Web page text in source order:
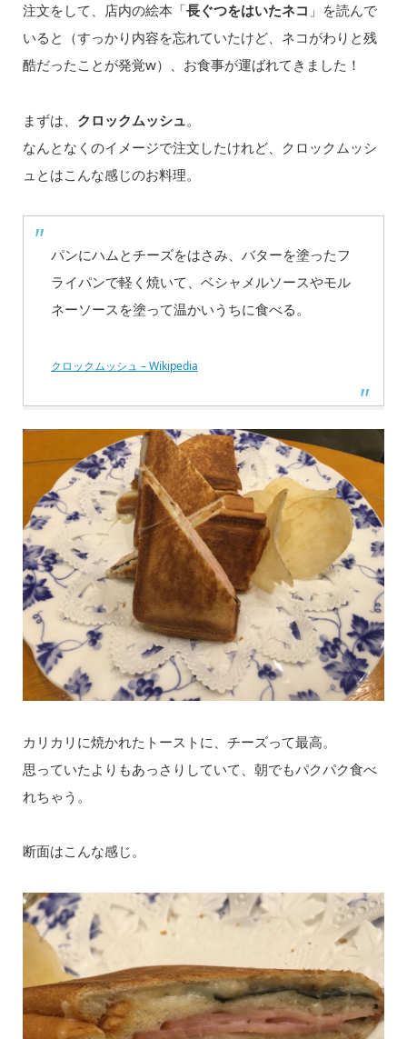
注文をして、店内の絵本「長ぐつをはいたネコ 」を読んで
いると（すっかり内容を忘れていたけど、ネコがわりと残
酷だったことが発覚w）、お食事が運ばれてきました！
まずは、 クロックムッシュ。
なんとなくのイメージで注文したけれど、クロックムッシ
ュとはこんな感じのお料理。
パンにハムとチーズをはさみ、バターを塗ったフ
ライパンで軽く焼いて、ベシャメルソースやモル
ネーソースを塗って温かいうちに食べる。
クロックムッシュ – Wikipedia
カリカリに焼かれたトーストに、チーズって最高。
思っていたよりもあっさりしていて、朝でもパクパク食べ
れちゃう。
断面はこんな感じ。